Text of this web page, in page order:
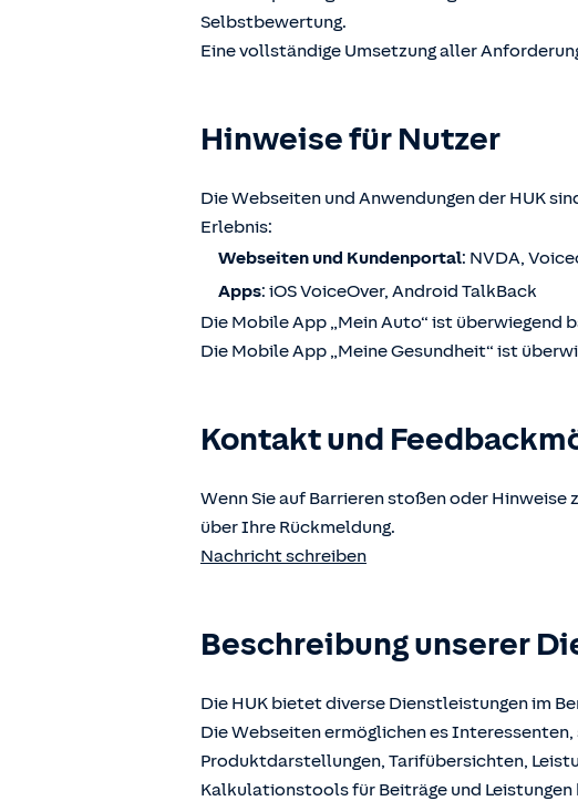
Selbstbewertung.
Eine vollständige Umsetzung aller
Hinweise für Nutzer
Die Webseiten und Anwendungen der HUK
Erlebnis:
Webseiten und Kundenportal: NVDA,
Apps: iOS VoiceOver, Android TalkBack
Die Mobile App „Mein Auto“ ist überwiegend
Die Mobile App „Meine Gesundheit“ ist
Kontakt und
Wenn Sie auf Barrieren stoßen oder
über Ihre Rückmeldung.
Nachricht schreiben
Beschreibung unserer
Die HUK bietet diverse Dienstleistungen im
Die Webseiten ermöglichen es
Produktdarstellungen, Tarifübersichten,
Kalkulationstools für Beiträge und Leistungen